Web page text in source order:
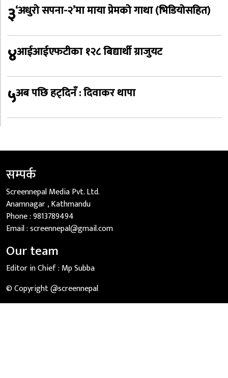
३‘अधुरो सपना-२’मा माया प्रेमको गाथा (भिडियोसहित)
४आईआईएफटीका १२८ बिद्यार्थी ग्राजुयट
५अब पछि हट्दिनँ : दिवाकर थापा
सम्पर्क
Screennepal Media Pvt. Ltd.
Anamnagar , Kathmandu
Phone :9813789494
Email :screennepal@gmail.com
Our team
Editor in Chief : Mp Subba
© Copyright @screennepal